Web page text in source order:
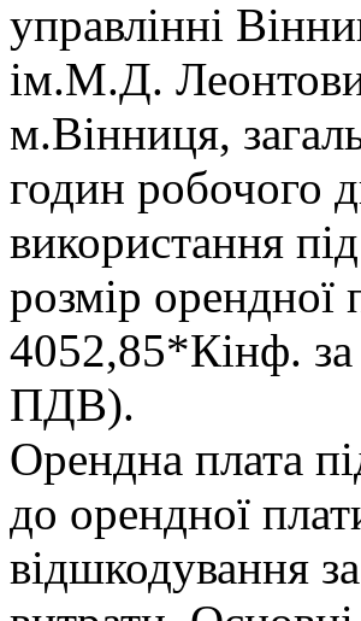
управлінні
ім.М.Д.
м.Вінниця,
годин робочого
використання
розмір орендної
4052,85*Кінф. за
ПДВ).
Орендна плата
до орендної
відшкодування